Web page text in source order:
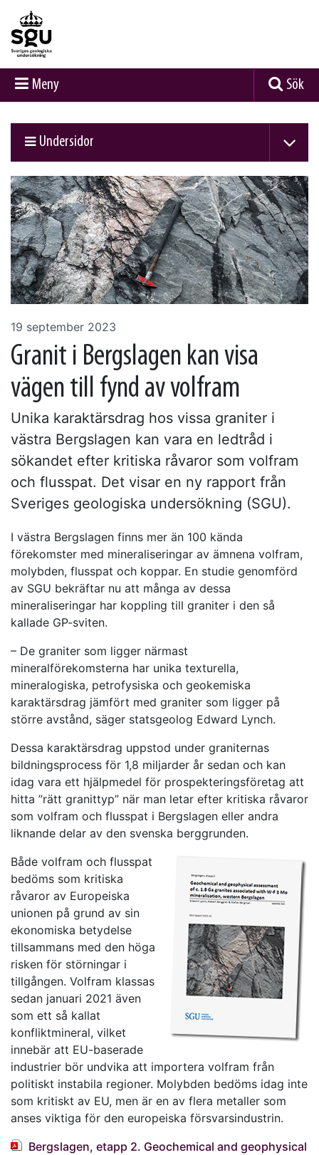
Meny Sök
Undersidor
19 september 2023
Granit i Bergslagen kan visa
vägen till fynd av volfram
Unika karaktärsdrag hos vissa graniter i
västra Bergslagen kan vara en ledtråd i
sökandet efter kritiska råvaror som volfram
och flusspat. Det visar en ny rapport från
Sveriges geologiska undersökning (SGU).
I västra Bergslagen finns mer än 100 kända
förekomster med mineraliseringar av ämnena volfram,
molybden, flusspat och koppar. En studie genomförd
av SGU bekräftar nu att många av dessa
mineraliseringar har koppling till graniter i den så
kallade GP-sviten.
– De graniter som ligger närmast
mineralförekomsterna har unika texturella,
mineralogiska, petrofysiska och geokemiska
karaktärsdrag jämfört med graniter som ligger på
större avstånd, säger statsgeolog Edward Lynch.
Dessa karaktärsdrag uppstod under graniternas
bildningsprocess för 1,8 miljarder år sedan och kan
idag vara ett hjälpmedel för prospekteringsföretag att
hitta ”rätt granittyp” när man letar efter kritiska råvaror
som volfram och flusspat i Bergslagen eller andra
liknande delar av den svenska berggrunden.
Både volfram och flusspat
bedöms som kritiska
råvaror av Europeiska
unionen på grund av sin
ekonomiska betydelse
tillsammans med den höga
risken för störningar i
tillgången. Volfram klassas
sedan januari 2021 även
som ett så kallat
konfliktmineral, vilket
innebär att EU-baserade
industrier bör undvika att importera volfram från
politiskt instabila regioner. Molybden bedöms idag inte
som kritiskt av EU, men är en av flera metaller som
anses viktiga för den europeiska försvarsindustrin.
Bergslagen, etapp 2. Geochemical and geophysical